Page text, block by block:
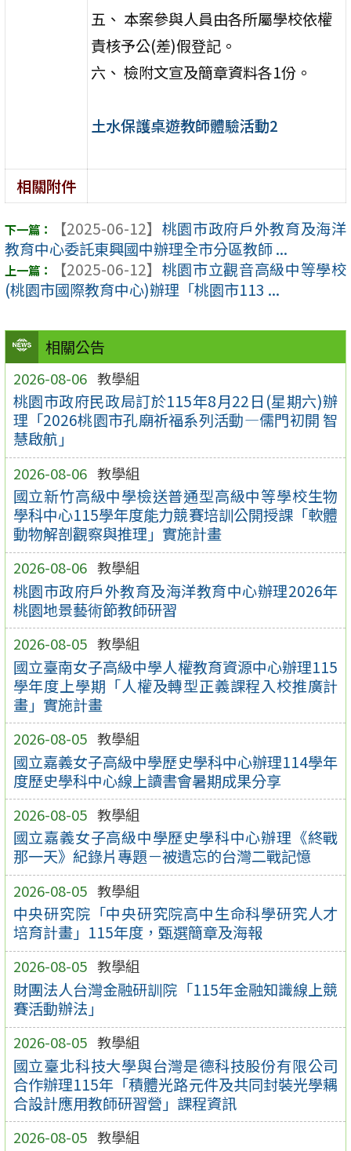
相關公告
2026-08-06 教學組
桃園市政府民政局訂於115年8月22日(星期六)辦
理「2026桃園市孔廟祈福系列活動—儒門初開 智
慧啟航」
2026-08-06 教學組
國立新竹高級中學檢送普通型高級中等學校生物
學科中心115學年度能力競賽培訓公開授課「軟體
動物解剖觀察與推理」實施計畫
2026-08-06 教學組
桃園市政府戶外教育及海洋教育中心辦理2026年
桃園地景藝術節教師研習
2026-08-05 教學組
國立臺南女子高級中學人權教育資源中心辦理115
學年度上學期「人權及轉型正義課程入校推廣計
畫」實施計畫
2026-08-05 教學組
國立嘉義女子高級中學歷史學科中心辦理114學年
度歷史學科中心線上讀書會暑期成果分享
2026-08-05 教學組
國立嘉義女子高級中學歷史學科中心辦理《終戰
那一天》紀錄片專題－被遺忘的台灣二戰記憶
2026-08-05 教學組
中央研究院「中央研究院高中生命科學研究人才
培育計畫」115年度，甄選簡章及海報
2026-08-05 教學組
財團法人台灣金融研訓院「115年金融知識線上競
賽活動辦法」
2026-08-05 教學組
國立臺北科技大學與台灣是德科技股份有限公司
合作辦理115年「積體光路元件及共同封裝光學耦
合設計應用教師研習營」課程資訊
2026-08-05 教學組
五、 本案參與人員由各所屬學校依權
責核予公(差)假登記。
六、 檢附文宣及簡章資料各1份。
土水保護桌遊教師體驗活動2
相關附件
【2025-06-12】 桃園市政府戶外教育及海洋
教育中心委託東興國中辦理全市分區教師 ...
【2025-06-12】 桃園市立觀音高級中等學校
(桃園市國際教育中心)辦理「桃園市113 ...